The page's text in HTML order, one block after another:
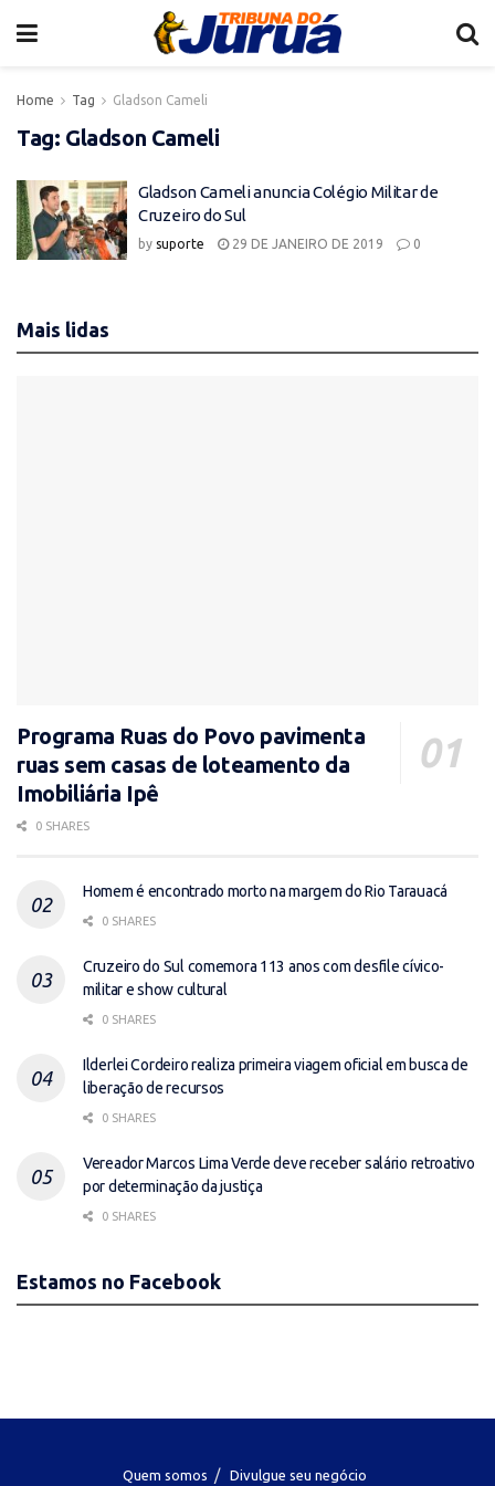
Home Tag Gladson Cameli
Tag: Gladson Cameli
Gladson Cameli anuncia Colégio Militar de
Cruzeiro do Sul
by suporte 29 DE JANEIRO DE 2019 0
Mais lidas
Programa Ruas do Povo pavimenta
ruas sem casas de loteamento da
Imobiliária Ipê
0 SHARES
Homem é encontrado morto na margem do Rio Tarauacá
0 SHARES
Cruzeiro do Sul comemora 113 anos com desfile cívico-
militar e show cultural
0 SHARES
Ilderlei Cordeiro realiza primeira viagem oficial em busca de
liberação de recursos
0 SHARES
Vereador Marcos Lima Verde deve receber salário retroativo
por determinação da justiça
0 SHARES
Estamos no Facebook
Quem somos Divulgue seu negócio